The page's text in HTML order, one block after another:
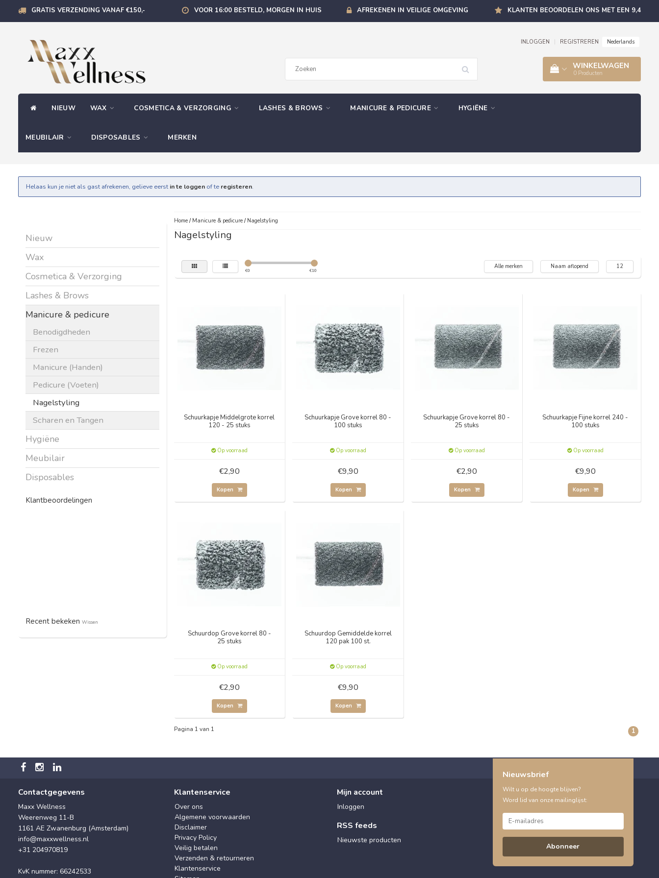
GRATIS VERZENDING VANAF €150,- VOOR 16:00 BESTELD, MORGEN IN HUIS AFREKENEN IN VEILIGE OMGEVING KLANTEN BEOORDELEN ONS MET EEN 9,4
INLOGGEN REGISTREREN Nederlands
WINKELWAGEN
0 Producten
NIEUW WAX COSMETICA & VERZORGING LASHES & BROWS MANICURE & PEDICURE HYGIËNE
MEUBILAIR DISPOSABLES MERKEN
Helaas kun je niet als gast afrekenen, gelieve eerst in te loggen of te registeren.
Nieuw
Wax
Cosmetica & Verzorging
Lashes & Brows
Manicure & pedicure
Benodigdheden
Frezen
Manicure (Handen)
Pedicure (Voeten)
Nagelstyling
Scharen en Tangen
Hygiëne
Meubilair
Disposables
Klantbeoordelingen
Recent bekeken Wissen
Home/ Manicure & pedicure/ Nagelstyling
Nagelstyling
€0 €10
Alle merken Naam aflopend 12
Schuurkapje Middelgrote korrel
120 - 25 stuks
Op voorraad
€2,90
Kopen
Schuurkapje Grove korrel 80 -
100 stuks
Op voorraad
€9,90
Kopen
Schuurkapje Grove korrel 80 -
25 stuks
Op voorraad
€2,90
Kopen
Schuurkapje Fijne korrel 240 -
100 stuks
Op voorraad
€9,90
Kopen
Schuurdop Grove korrel 80 -
25 stuks
Op voorraad
€2,90
Kopen
Schuurdop Gemiddelde korrel
120 pak 100 st.
Op voorraad
€9,90
Kopen
Pagina 1 van 1 1
Contactgegevens
Maxx Wellness
Weerenweg 11-B
1161 AE Zwanenburg (Amsterdam)
info@maxxwellness.nl
+31 204970819
KvK nummer: 66242533
Klantenservice
Over ons
Algemene voorwaarden
Disclaimer
Privacy Policy
Veilig betalen
Verzenden & retourneren
Klantenservice
Mijn account
Inloggen
RSS feeds
Nieuwste producten
Nieuwsbrief
Wilt u op de hoogte blijven?
Word lid van onze mailinglijst:
Abonneer